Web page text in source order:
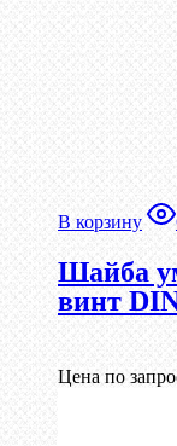
В корзину
Шайба
винт
Цена по